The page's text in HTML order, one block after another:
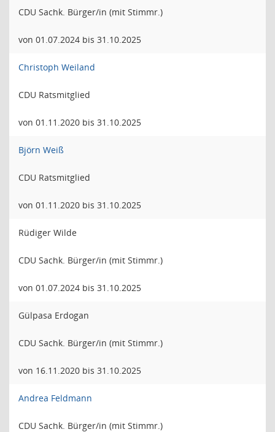
CDU Sachk. Bürger/in (mit Stimmr.)
von 01.07.2024 bis 31.10.2025
Christoph Weiland
CDU Ratsmitglied
von 01.11.2020 bis 31.10.2025
Björn Weiß
CDU Ratsmitglied
von 01.11.2020 bis 31.10.2025
Rüdiger Wilde
CDU Sachk. Bürger/in (mit Stimmr.)
von 01.07.2024 bis 31.10.2025
Gülpasa Erdogan
CDU Sachk. Bürger/in (mit Stimmr.)
von 16.11.2020 bis 31.10.2025
Andrea Feldmann
CDU Sachk. Bürger/in (mit Stimmr.)